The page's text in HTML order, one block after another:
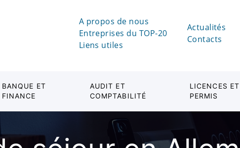
A propos de nous
Entreprises du TOP-20
Liens utiles
Actualités
Contacts
BANQUE ET
FINANCE
AUDIT ET
COMPTABILITÉ
LICENCES ET
PERMIS